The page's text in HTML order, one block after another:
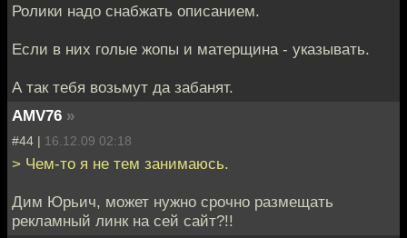
Ролики надо снабжать описанием.
Если в них голые жопы и матерщина - указывать.
А так тебя возьмут да забанят.
AMV76 »
#44 | 16.12.09 02:18
> Чем-то я не тем занимаюсь.
Дим Юрьич, может нужно срочно размещать
рекламный линк на сей сайт?!!